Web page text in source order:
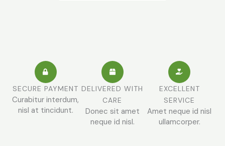
SECURE PAYMENT
Curabitur interdum,
nisl at tincidunt.
DELIVERED WITH
CARE
Donec sit amet
neque id nisl.
EXCELLENT
SERVICE
Amet neque id nisl
ullamcorper.